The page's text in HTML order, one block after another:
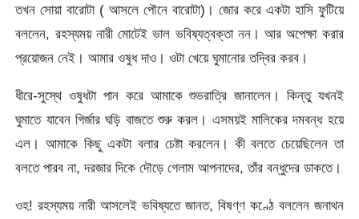
তখন সোয়া বারোটা ( আসলে পৌনে বারোটা)। জোর করে একটা হাসি ফুটিয়ে
বললেন, রহস্যময় নারী মোটেই ভাল ভবিষ্যত্বক্তা নন। আর অপেক্ষা করার
প্রয়োজন নেই। আমার ওষুধ দাও। ওটা খেয়ে ঘুমানোর তদ্বির করব।
ধীরে-সুস্থে ওষুধটা পান করে আমাকে শুভরাত্রি জানালেন। কিন্তু যখনই
ঘুমাতে যাবেন গির্জার ঘড়ি বাজতে শুরু করল। এসময়ই মালিকের দমবন্ধ হয়ে
এল। আমাকে কিছু একটা বলার চেষ্টা করলেন। কী বলতে চেয়েছিলেন তা
বলতে পারব না, দরজার দিকে দৌড়ে গেলাম আপনাদের, তাঁর বন্ধুদের ডাকতে।
ওহ! রহস্যময় নারী আসলেই ভবিষ্যতে জানত, বিষণ্ণ কণ্ঠে বললেন জনাথন